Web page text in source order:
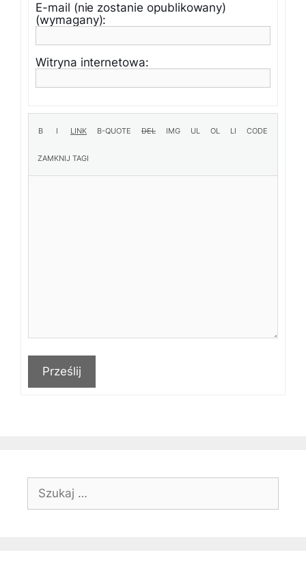
E-mail (nie zostanie opublikowany)
(wymagany):
Witryna internetowa:
Prześlij
Szukaj: